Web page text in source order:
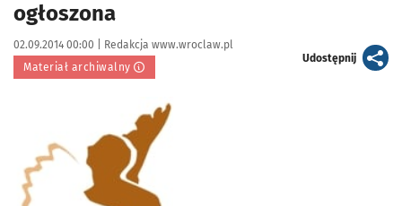
ogłoszona
Data publikacji:
02.09.2014 00:00 | Autor:
Redakcja www.wroclaw.pl
Materiał archiwalny
Udostępnijartykuł